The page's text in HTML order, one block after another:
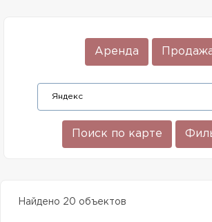
Аренда
Поиск по карте
Найдено 20 объектов